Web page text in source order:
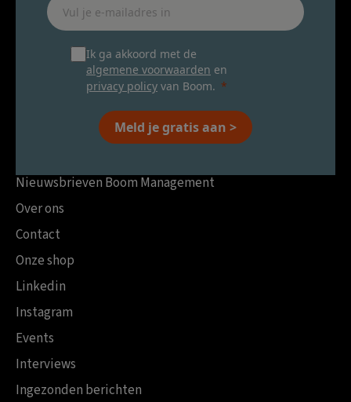
Ik ga akkoord met de
algemene voorwaarden en
privacy policy van Boom.
Meld je gratis aan >
Nieuwsbrieven Boom Management
Over ons
Contact
Onze shop
Linkedin
Instagram
Events
Interviews
Ingezonden berichten